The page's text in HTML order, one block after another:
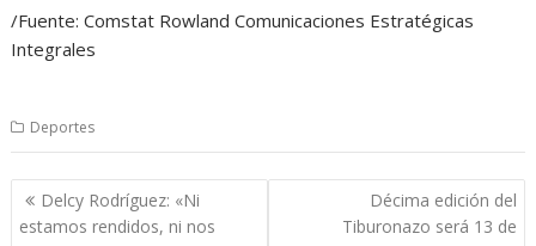
/Fuente: Comstat Rowland Comunicaciones Estratégicas
Integrales
Deportes
Navegación
de
Delcy Rodríguez: «Ni
estamos rendidos, ni nos
Décima edición del
Tiburonazo será 13 de